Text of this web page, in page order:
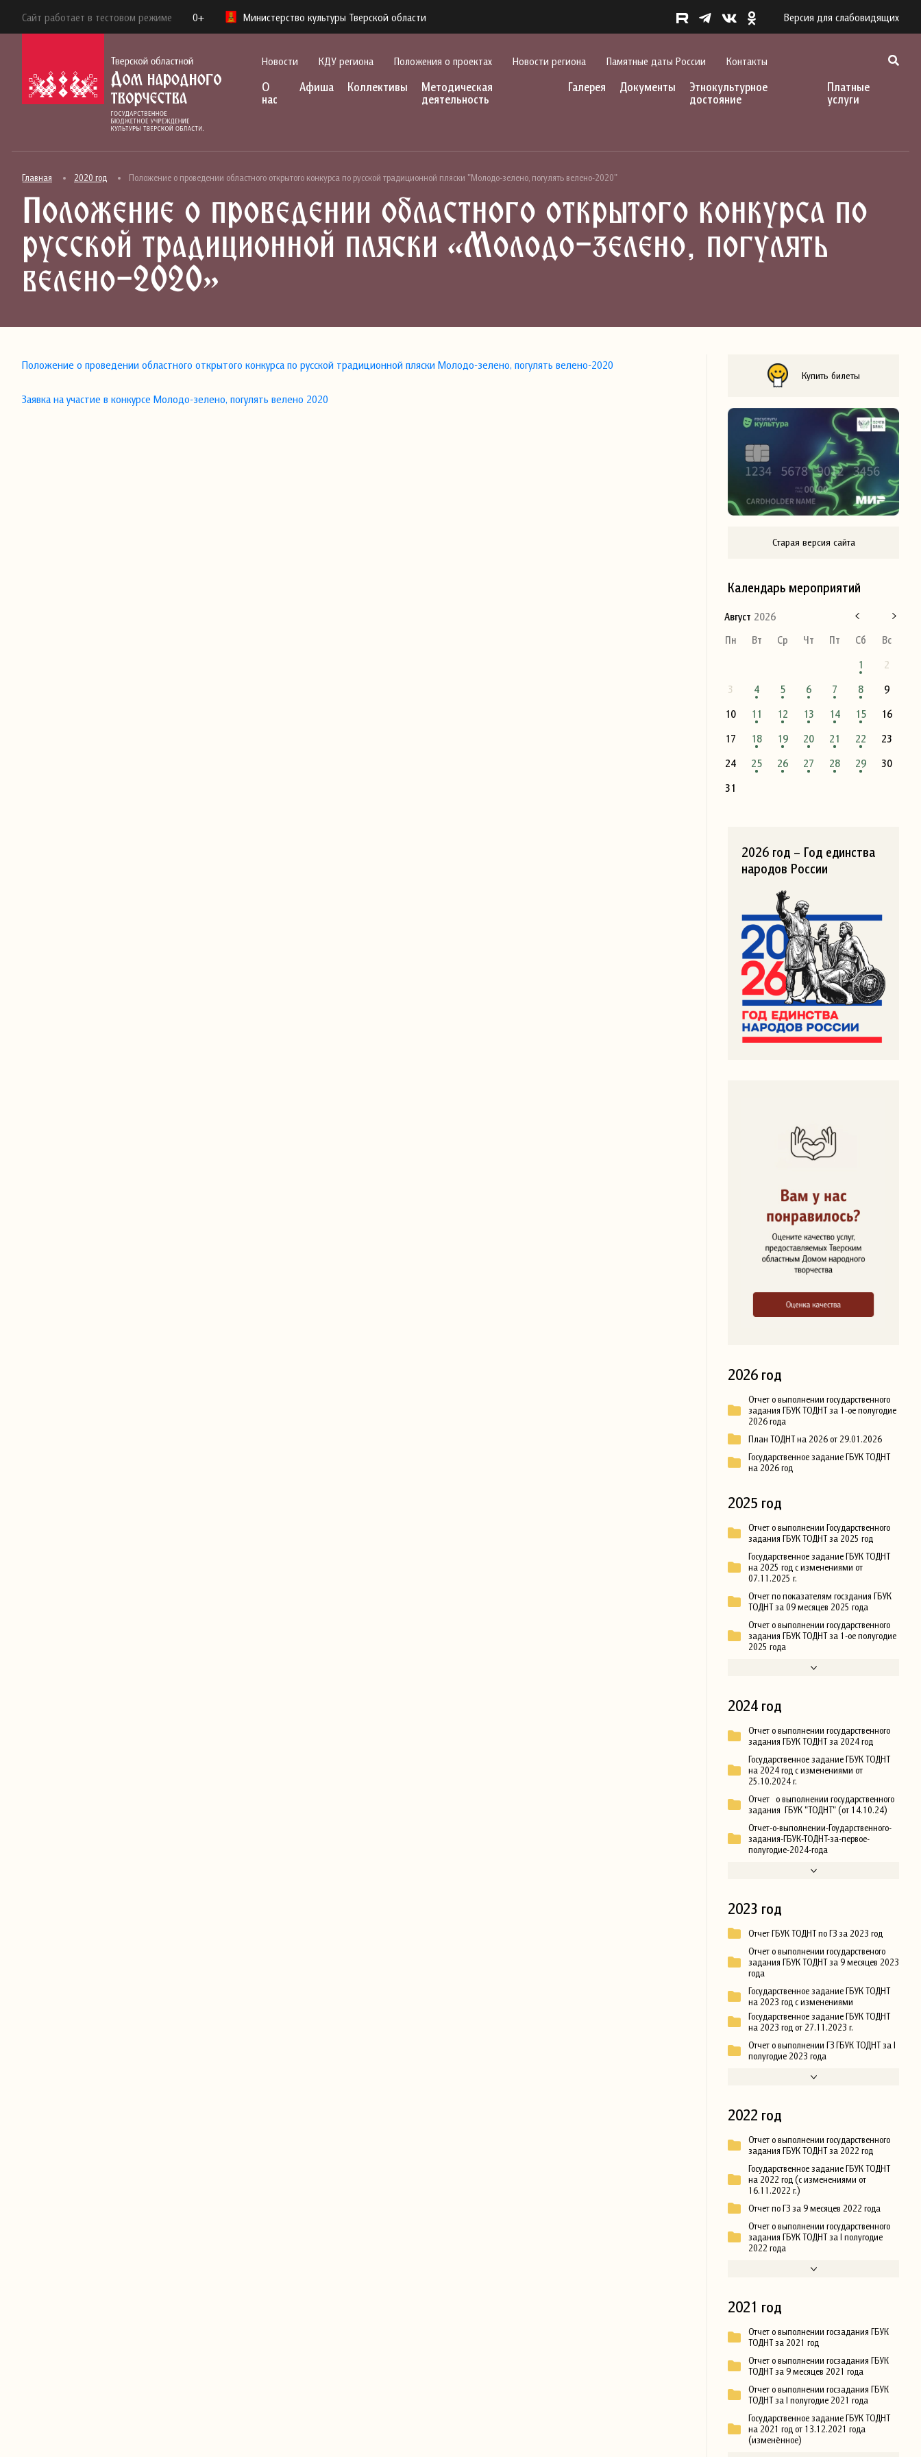
Сайт работает в тестовом режиме 0+ Министерство культуры Тверской области Версия для слабовидящих
Новости КДУ региона Положения о проектах Новости региона Памятные даты России Контакты
О
нас
Афиша Коллективы
Методическая
деятельность
Галерея Документы
Этнокультурное
достояние
Платные
услуги
Главная 2020 год Положение о проведении областного открытого конкурса по русской традиционной пляски "Молодо-зелено, погулять велено-2020"
Положение о проведении областного открытого конкурса по
русской традиционной пляски «Молодо-зелено, погулять
велено-2020»
Положение о проведении областного открытого конкурса по русской традиционной пляски Молодо-зелено, погулять велено-2020
Заявка на участие в конкурсе Молодо-зелено, погулять велено 2020
Купить билеты
Старая версия сайта
Календарь мероприятий
Август 2026
Пн
Вт Ср Чт Пт Сб
Вс
1
2
3
4 5 6 7 8
9
10
11 12 13 14 15
16
17
18 19 20 21 22
23
24
25 26 27 28 29
30
31
2026 год – Год единства
народов России
2026 год
Отчет о выполнении государственного
задания ГБУК ТОДНТ за 1-ое полугодие
2026 года
План ТОДНТ на 2026 от 29.01.2026
Государственное задание ГБУК ТОДНТ
на 2026 год
2025 год
Отчет о выполнении Государственного
задания ГБУК ТОДНТ за 2025 год
Государственное задание ГБУК ТОДНТ
на 2025 год с изменениями от
07.11.2025 г.
Отчет по показателям госздания ГБУК
ТОДНТ за 09 месяцев 2025 года
Отчет о выполнении государственного
задания ГБУК ТОДНТ за 1-ое полугодие
2025 года
2024 год
Отчет о выполнении государственного
задания ГБУК ТОДНТ за 2024 год
Государственное задание ГБУК ТОДНТ
на 2024 год с изменениями от
25.10.2024 г.
Отчет о выполнении государственного
задания ГБУК "ТОДНТ" (от 14.10.24)
Отчет-о-выполнении-Гоударственного-
задания-ГБУК-ТОДНТ-за-первое-
полугодие-2024-года
2023 год
Отчет ГБУК ТОДНТ по ГЗ за 2023 год
Отчет о выполнении государственого
задания ГБУК ТОДНТ за 9 месяцев 2023
года
Государственное задание ГБУК ТОДНТ
на 2023 год с изменениями
Государственное задание ГБУК ТОДНТ
на 2023 год от 27.11.2023 г.
Отчет о выполнении ГЗ ГБУК ТОДНТ за I
полугодие 2023 года
2022 год
Отчет о выполнении государственного
задания ГБУК ТОДНТ за 2022 год
Государственное задание ГБУК ТОДНТ
на 2022 год (с изменениями от
16.11.2022 г.)
Отчет по ГЗ за 9 месяцев 2022 года
Отчет о выполнении государственного
задания ГБУК ТОДНТ за I полугодие
2022 года
2021 год
Отчет о выполнении госзадания ГБУК
ТОДНТ за 2021 год
Отчет о выполнении госзадания ГБУК
ТОДНТ за 9 месяцев 2021 года
Отчет о выполнении госзадания ГБУК
ТОДНТ за I полугодие 2021 года
Государственное задание ГБУК ТОДНТ
на 2021 год от 13.12.2021 года
(изменённое)